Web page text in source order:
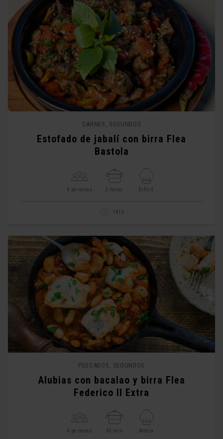
CARNES, SEGUNDOS
Estofado de jabalí con birra Flea
Bastola
4 personas 2 horas Difícil
1413
PESCADOS, SEGUNDOS
Alubias con bacalao y birra Flea
Federico II Extra
4 personas 45 min Media